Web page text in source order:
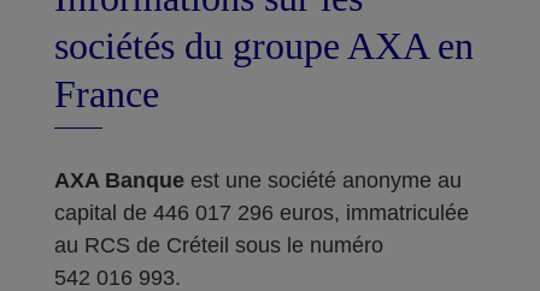
sociétés du groupe AXA en
France
AXA Banque est une société anonyme au
capital de 446 017 296 euros, immatriculée
au RCS de Créteil sous le numéro
542 016 993.